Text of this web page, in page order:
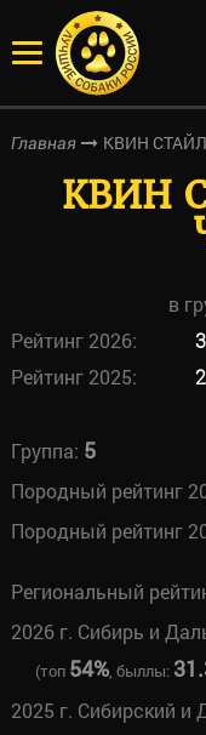
Главная КВИН
КВИН
в
Рейтинг 2026:
Рейтинг 2025:
Группа: 5
Породный рейтинг
Породный рейтинг
Региональный
2026 г. Сибирь и
(топ 54%, быллы:
2025 г. Сибирский и